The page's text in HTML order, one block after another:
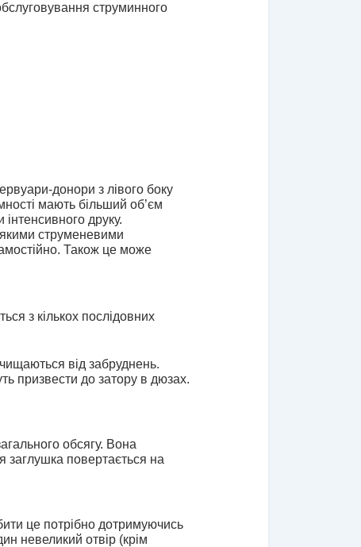
струминного
донори з лівого боку
мають більший об’єм
друку.
струменевими
Також це може
з кількох послідовних
від забруднень.
призвести до затору в дюзах.
обсягу. Вона
заглушка повертається на
це потрібно дотримуючись
невеликий отвір (крім